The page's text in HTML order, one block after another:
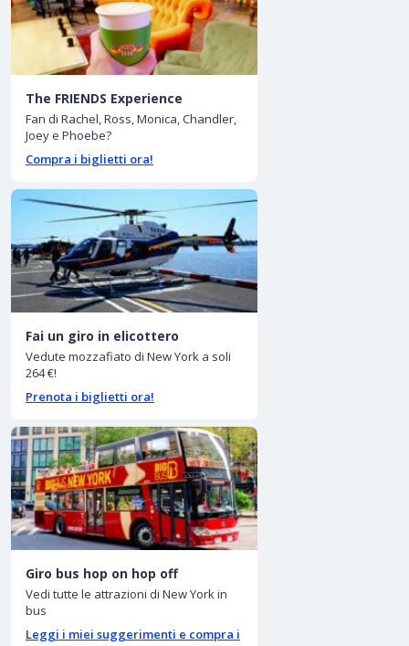
The FRIENDS Experience
Fan di Rachel, Ross, Monica, Chandler,
Joey e Phoebe?
Compra i biglietti ora!
Fai un giro in elicottero
Vedute mozzafiato di New York a soli
264 €!
Prenota i biglietti ora!
Giro bus hop on hop off
Vedi tutte le attrazioni di New York in
bus
Leggi i miei suggerimenti e compra i